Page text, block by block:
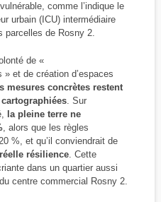
comme l’indique le
urbain (ICU) intermédiaire
parcelles de Rosny 2.
de «
et de création d’espaces
mesures concrètes restent
. Sur
la pleine terre ne
, alors que les règles
%, et qu’il conviendrait de
résilience. Cette
dans un quartier aussi
centre commercial Rosny 2.